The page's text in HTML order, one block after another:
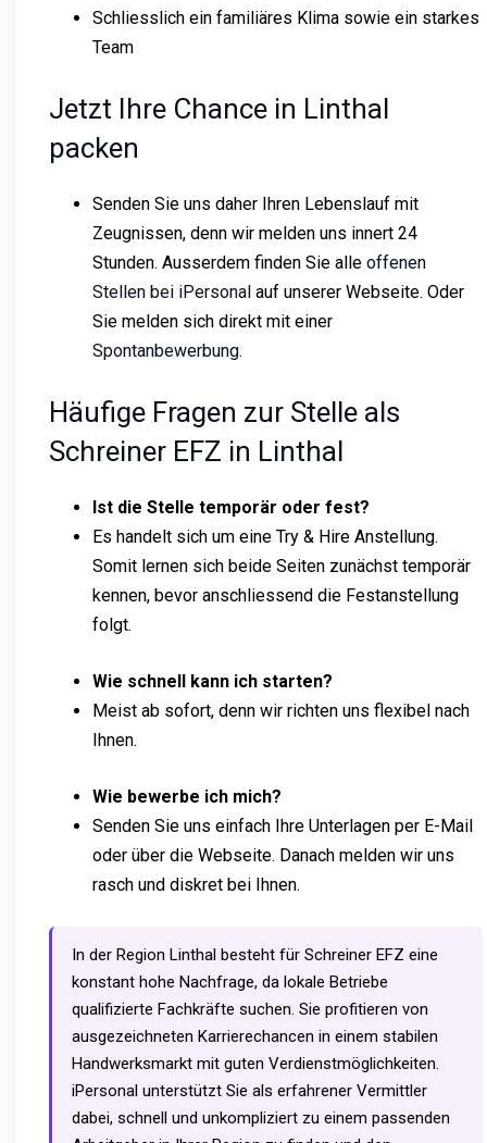
Schliesslich ein familiäres Klima sowie ein starkes
Team
Jetzt Ihre Chance in Linthal
packen
Senden Sie uns daher Ihren Lebenslauf mit
Zeugnissen, denn wir melden uns innert 24
Stunden. Ausserdem finden Sie alle offenen
Stellen bei iPersonal auf unserer Webseite. Oder
Sie melden sich direkt mit einer
Spontanbewerbung.
Häufige Fragen zur Stelle als
Schreiner EFZ in Linthal
Ist die Stelle temporär oder fest?
Es handelt sich um eine Try & Hire Anstellung.
Somit lernen sich beide Seiten zunächst temporär
kennen, bevor anschliessend die Festanstellung
folgt.
Wie schnell kann ich starten?
Meist ab sofort, denn wir richten uns flexibel nach
Ihnen.
Wie bewerbe ich mich?
Senden Sie uns einfach Ihre Unterlagen per E-Mail
oder über die Webseite. Danach melden wir uns
rasch und diskret bei Ihnen.
In der Region Linthal besteht für Schreiner EFZ eine
konstant hohe Nachfrage, da lokale Betriebe
qualifizierte Fachkräfte suchen. Sie profitieren von
ausgezeichneten Karrierechancen in einem stabilen
Handwerksmarkt mit guten Verdienstmöglichkeiten.
iPersonal unterstützt Sie als erfahrener Vermittler
dabei, schnell und unkompliziert zu einem passenden